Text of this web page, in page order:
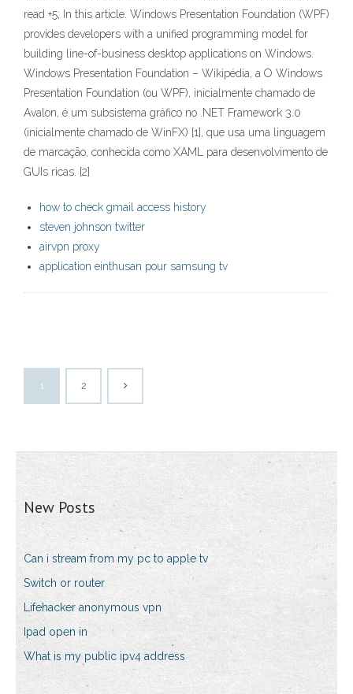
read +5; In this article. Windows Presentation Foundation (WPF)
provides developers with a unified programming model for
building line-of-business desktop applications on Windows.
Windows Presentation Foundation – Wikipédia, a O Windows
Presentation Foundation (ou WPF), inicialmente chamado de
Avalon, é um subsistema gráfico no .NET Framework 3.0
(inicialmente chamado de WinFX) [1], que usa uma linguagem
de marcação, conhecida como XAML para desenvolvimento de
GUIs ricas. [2]
how to check gmail access history
steven johnson twitter
airvpn proxy
application einthusan pour samsung tv
1 2
New Posts
Can i stream from my pc to apple tv
Switch or router
Lifehacker anonymous vpn
Ipad open in
What is my public ipv4 address